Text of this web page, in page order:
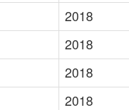
2018
2018
2018
2018